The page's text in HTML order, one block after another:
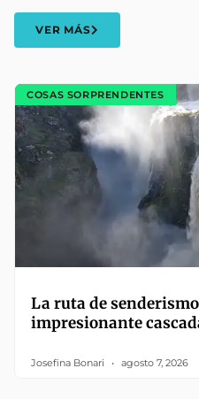
VER MÁS
COSAS SORPRENDENTES
La ruta de
impresionante
Josefina Bonari agosto 7, 2026